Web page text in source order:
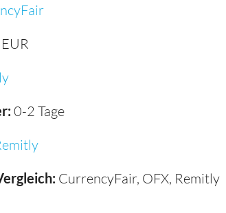
0-2 Tage
CurrencyFair, OFX, Remitly